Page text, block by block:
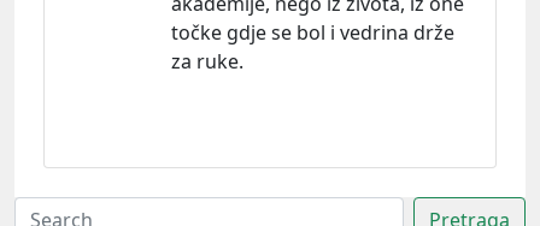
točke gdje se bol i vedrina drže
za ruke.